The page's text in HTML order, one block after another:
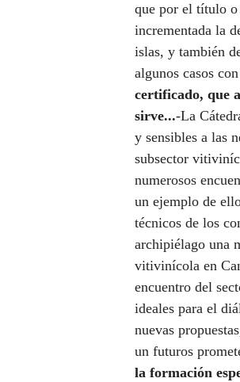
que por el título
incrementada la
islas, y también
algunos casos
certificado, que
sirve...-La
y sensibles a las
subsector
numerosos
un ejemplo de
técnicos de los
archipiélago una
vitivinícola en
encuentro del
ideales para el
nuevas
un futuros
la formación